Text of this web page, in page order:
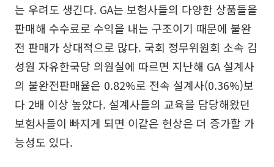
는 우려도 생긴다. GA는 보험사들의 다양한 상품들을
판매해 수수료로 수익을 내는 구조이기 때문에 불완
전 판매가 상대적으로 많다. 국회 정무위원회 소속 김
성원 자유한국당 의원실에 따르면 지난해 GA 설계사
의 불완전판매율은 0.82%로 전속 설계사(0.36%)보
다 2배 이상 높았다. 설계사들의 교육을 담당해왔던
보험사들이 빠지게 되면 이같은 현상은 더 증가할 가
능성도 있다.